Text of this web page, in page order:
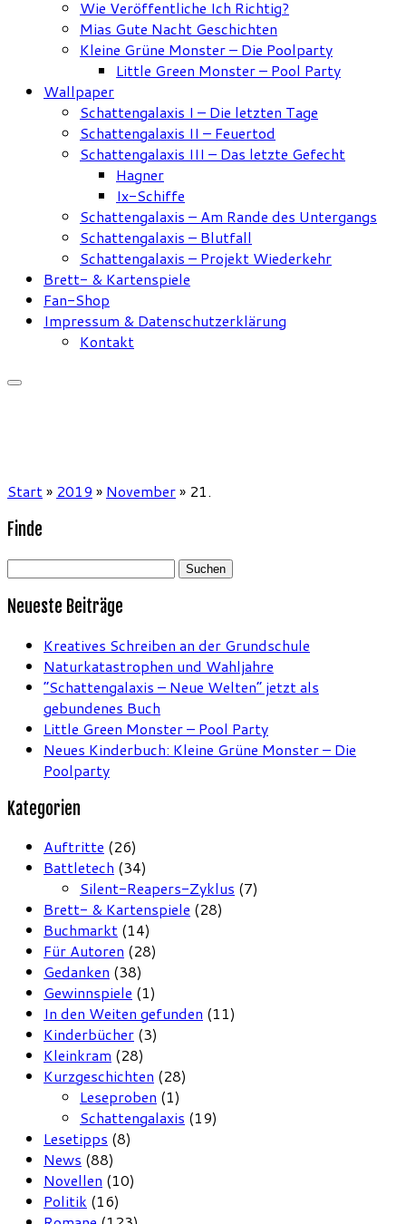
Wie Veröffentliche Ich Richtig?
Mias Gute Nacht Geschichten
Kleine Grüne Monster – Die Poolparty
Little Green Monster – Pool Party
Wallpaper
Schattengalaxis I – Die letzten Tage
Schattengalaxis II – Feuertod
Schattengalaxis III – Das letzte Gefecht
Hagner
Ix-Schiffe
Schattengalaxis – Am Rande des Untergangs
Schattengalaxis – Blutfall
Schattengalaxis – Projekt Wiederkehr
Brett- & Kartenspiele
Fan-Shop
Impressum & Datenschutzerklärung
Kontakt
Start» 2019 » November» 21.
Finde
Suchen
Neueste Beiträge
Kreatives Schreiben an der Grundschule
Naturkatastrophen und Wahljahre
“Schattengalaxis – Neue Welten” jetzt als
gebundenes Buch
Little Green Monster – Pool Party
Neues Kinderbuch: Kleine Grüne Monster – Die
Poolparty
Kategorien
Auftritte (26)
Battletech (34)
Silent-Reapers-Zyklus (7)
Brett- & Kartenspiele (28)
Buchmarkt (14)
Für Autoren (28)
Gedanken (38)
Gewinnspiele (1)
In den Weiten gefunden (11)
Kinderbücher (3)
Kleinkram (28)
Kurzgeschichten (28)
Leseproben (1)
Schattengalaxis (19)
Lesetipps (8)
News (88)
Novellen (10)
Politik (16)